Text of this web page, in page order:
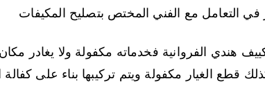
التعامل مع الفني المختص بتصليح المكيفات
هندي الفروانية فخدماته مكفولة ولا يغادر
قطع الغيار مكفولة ويتم تركيبها بناء على